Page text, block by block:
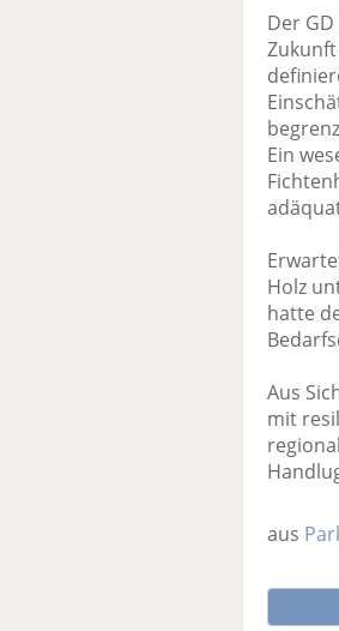
Der
Ein
Holz
hatte
Aus
mit
aus